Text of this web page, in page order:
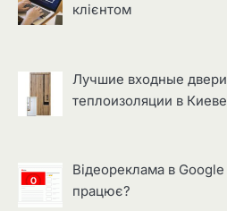
клієнтом
Лучшие входные
теплоизоляции в Киеве
Відеореклама в
працює?